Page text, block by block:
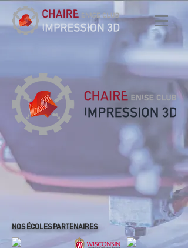
NOS ÉCOLES PARTENAIRES